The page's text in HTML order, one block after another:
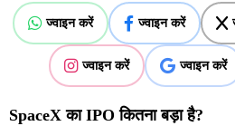
ज्वाइन करें ज्वाइन करें
ज्वाइन करें ज्वाइन करें
SpaceX का IPO कितना बड़ा है?